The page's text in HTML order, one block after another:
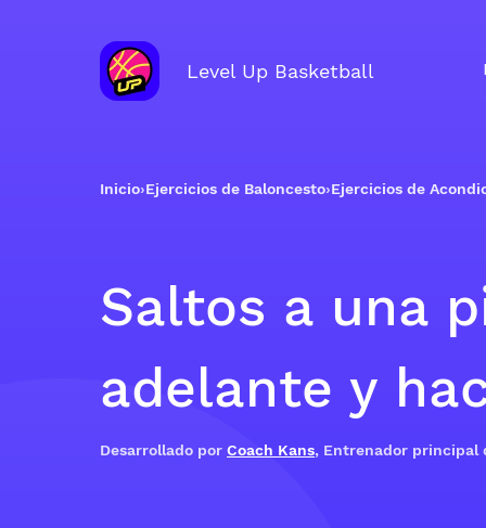
Level Up Basketball
Inicio›Ejercicios de Baloncesto›Ejercicios de
Saltos a una
adelante y
Desarrollado por Coach Kans, Entrenador principal